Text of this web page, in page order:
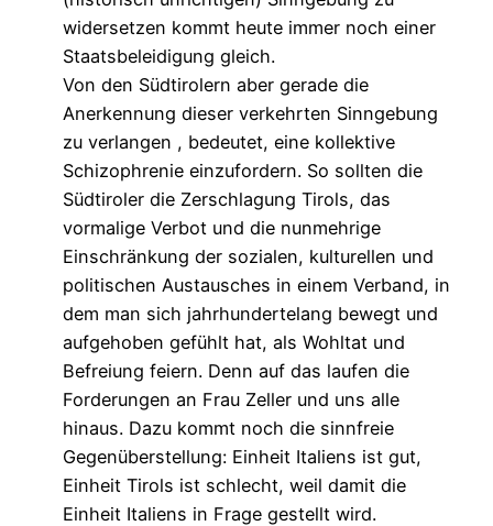
widersetzen kommt heute immer noch einer
Staatsbeleidigung gleich.
Von den Südtirolern aber gerade die
Anerkennung dieser verkehrten Sinngebung
zu verlangen , bedeutet, eine kollektive
Schizophrenie einzufordern. So sollten die
Südtiroler die Zerschlagung Tirols, das
vormalige Verbot und die nunmehrige
Einschränkung der sozialen, kulturellen und
politischen Austausches in einem Verband, in
dem man sich jahrhundertelang bewegt und
aufgehoben gefühlt hat, als Wohltat und
Befreiung feiern. Denn auf das laufen die
Forderungen an Frau Zeller und uns alle
hinaus. Dazu kommt noch die sinnfreie
Gegenüberstellung: Einheit Italiens ist gut,
Einheit Tirols ist schlecht, weil damit die
Einheit Italiens in Frage gestellt wird.